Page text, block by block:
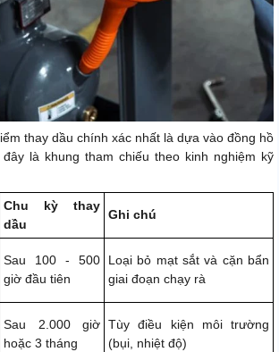
thay dầu chính xác nhất là dựa vào đồng hồ
là khung tham chiếu theo kinh nghiệm kỹ
Chu kỳ thay
dầu
Ghi chú
Sau 100 - 500
giờ đầu tiên
Loại bỏ mạt sắt và cặn bẩn
giai đoạn chạy rà
Sau 2.000 giờ
hoặc 3 tháng
Tùy điều kiện môi trường
(bụi, nhiệt độ)